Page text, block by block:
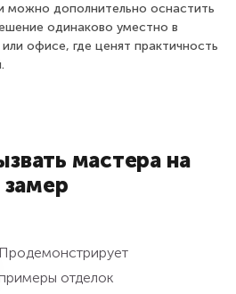
можно дополнительно оснастить
одинаково уместно в
офисе, где ценят практичность
мастера на
замер
Продемонстрирует
отделок